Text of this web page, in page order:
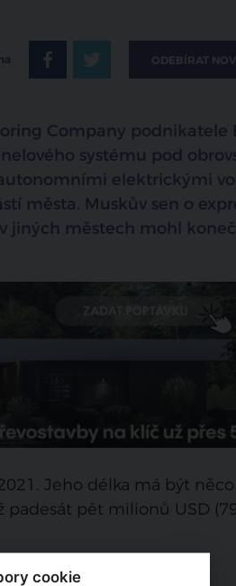
ODEBÍRAT
Company podnikatele
systému pod
elektrickými
města. Muskův sen o
jiných městech mohl
Jeho délka má být
pět milionů USD
cookie